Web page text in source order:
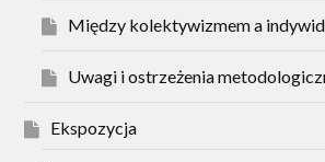
Między kolektywizmem a
Uwagi i ostrzeżenia
Ekspozycja